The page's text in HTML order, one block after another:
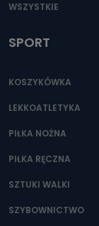
WSZYSTKIE
SPORT
KOSZYKÓWKA
LEKKOATLETYKA
PIŁKA NOŻNA
PIŁKA RĘCZNA
SZTUKI WALKI
SZYBOWNICTWO